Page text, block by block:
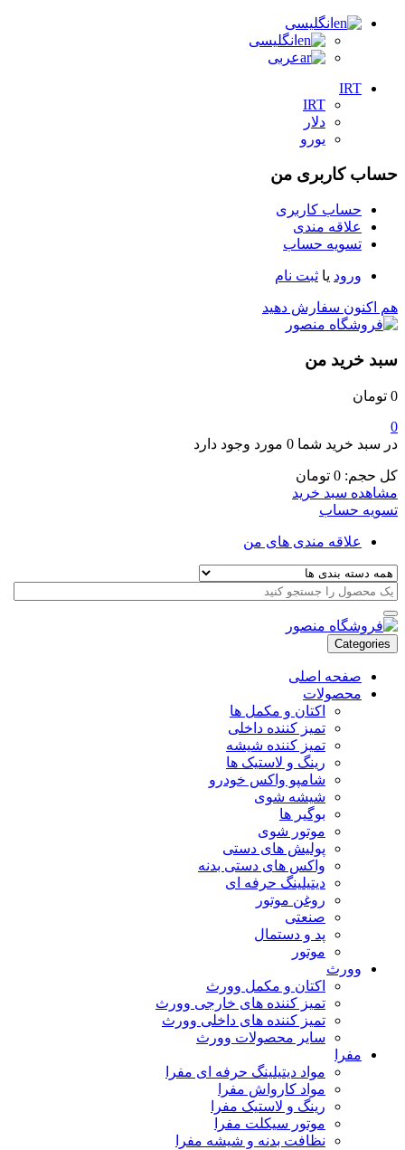
انگلیسی
انگلیسی
عربی
IRT
IRT
دلار
یورو
حساب کاربری من
حساب کاربری
علاقه مندی
تسویه حساب
ورود یا ثبت نام
هم اکنون سفارش دهید
سبد خرید من
0 تومان
0
در سبد خرید شما 0 مورد وجود دارد
کل حجم: 0 تومان
مشاهده سبد خرید
تسویه حساب
علاقه مندی های من
Categories
صفحه اصلی
محصولات
اکتان و مکمل ها
تمیز کننده داخلی
تمیز کننده شیشه
رینگ و لاستیک ها
شامپو واکس خودرو
شیشه شوی
بوگیر ها
موتور شوی
پولیش های دستی
واکس های دستی بدنه
دیتیلینگ حرفه ای
روغن موتور
صنعتی
پد و دستمال
موتور
وورث
اکتان و مکمل وورث
تمیز کننده های خارجی وورث
تمیز کننده های داخلی وورث
سایر محصولات وورث
مفرا
مواد دیتیلینگ حرفه ای مفرا
مواد کارواش مفرا
رینگ و لاستیک مفرا
موتور سیکلت مفرا
نظافت بدنه و شیشه مفرا